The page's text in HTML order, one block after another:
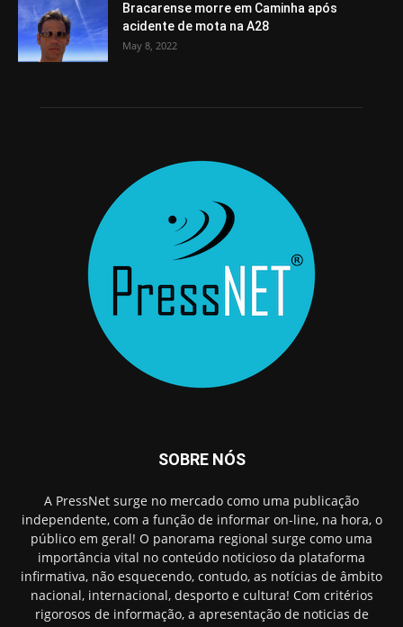
Bracarense morre em Caminha após
acidente de mota na A28
May 8, 2022
SOBRE NÓS
A PressNet surge no mercado como uma publicação
independente, com a função de informar on-line, na hora, o
público em geral! O panorama regional surge como uma
importância vital no conteúdo noticioso da plataforma
infirmativa, não esquecendo, contudo, as notícias de âmbito
nacional, internacional, desporto e cultura! Com critérios
rigorosos de informação, a apresentação de noticias de